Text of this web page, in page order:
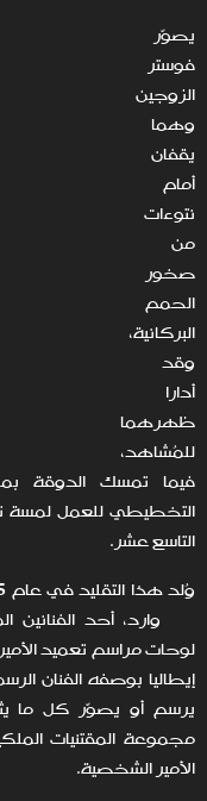
يصوّر
فوستر
الزوجين
وهما
يقفان
أمام
نتوءات
من
صخور
الحمم
البركانية،
وقد
أدارا
ظهرهما
للمُشاهد،
فيما تمسك الدوقة
التخطيطي للعمل لمسة
التاسع عشر.
وارد، أحد الفنانين
لوحات مراسم تعميد
إيطاليا بوصفه الفنان
يرسم أو يصوّر كل ما
مجموعة المقتنيات
الأمير الشخصية.